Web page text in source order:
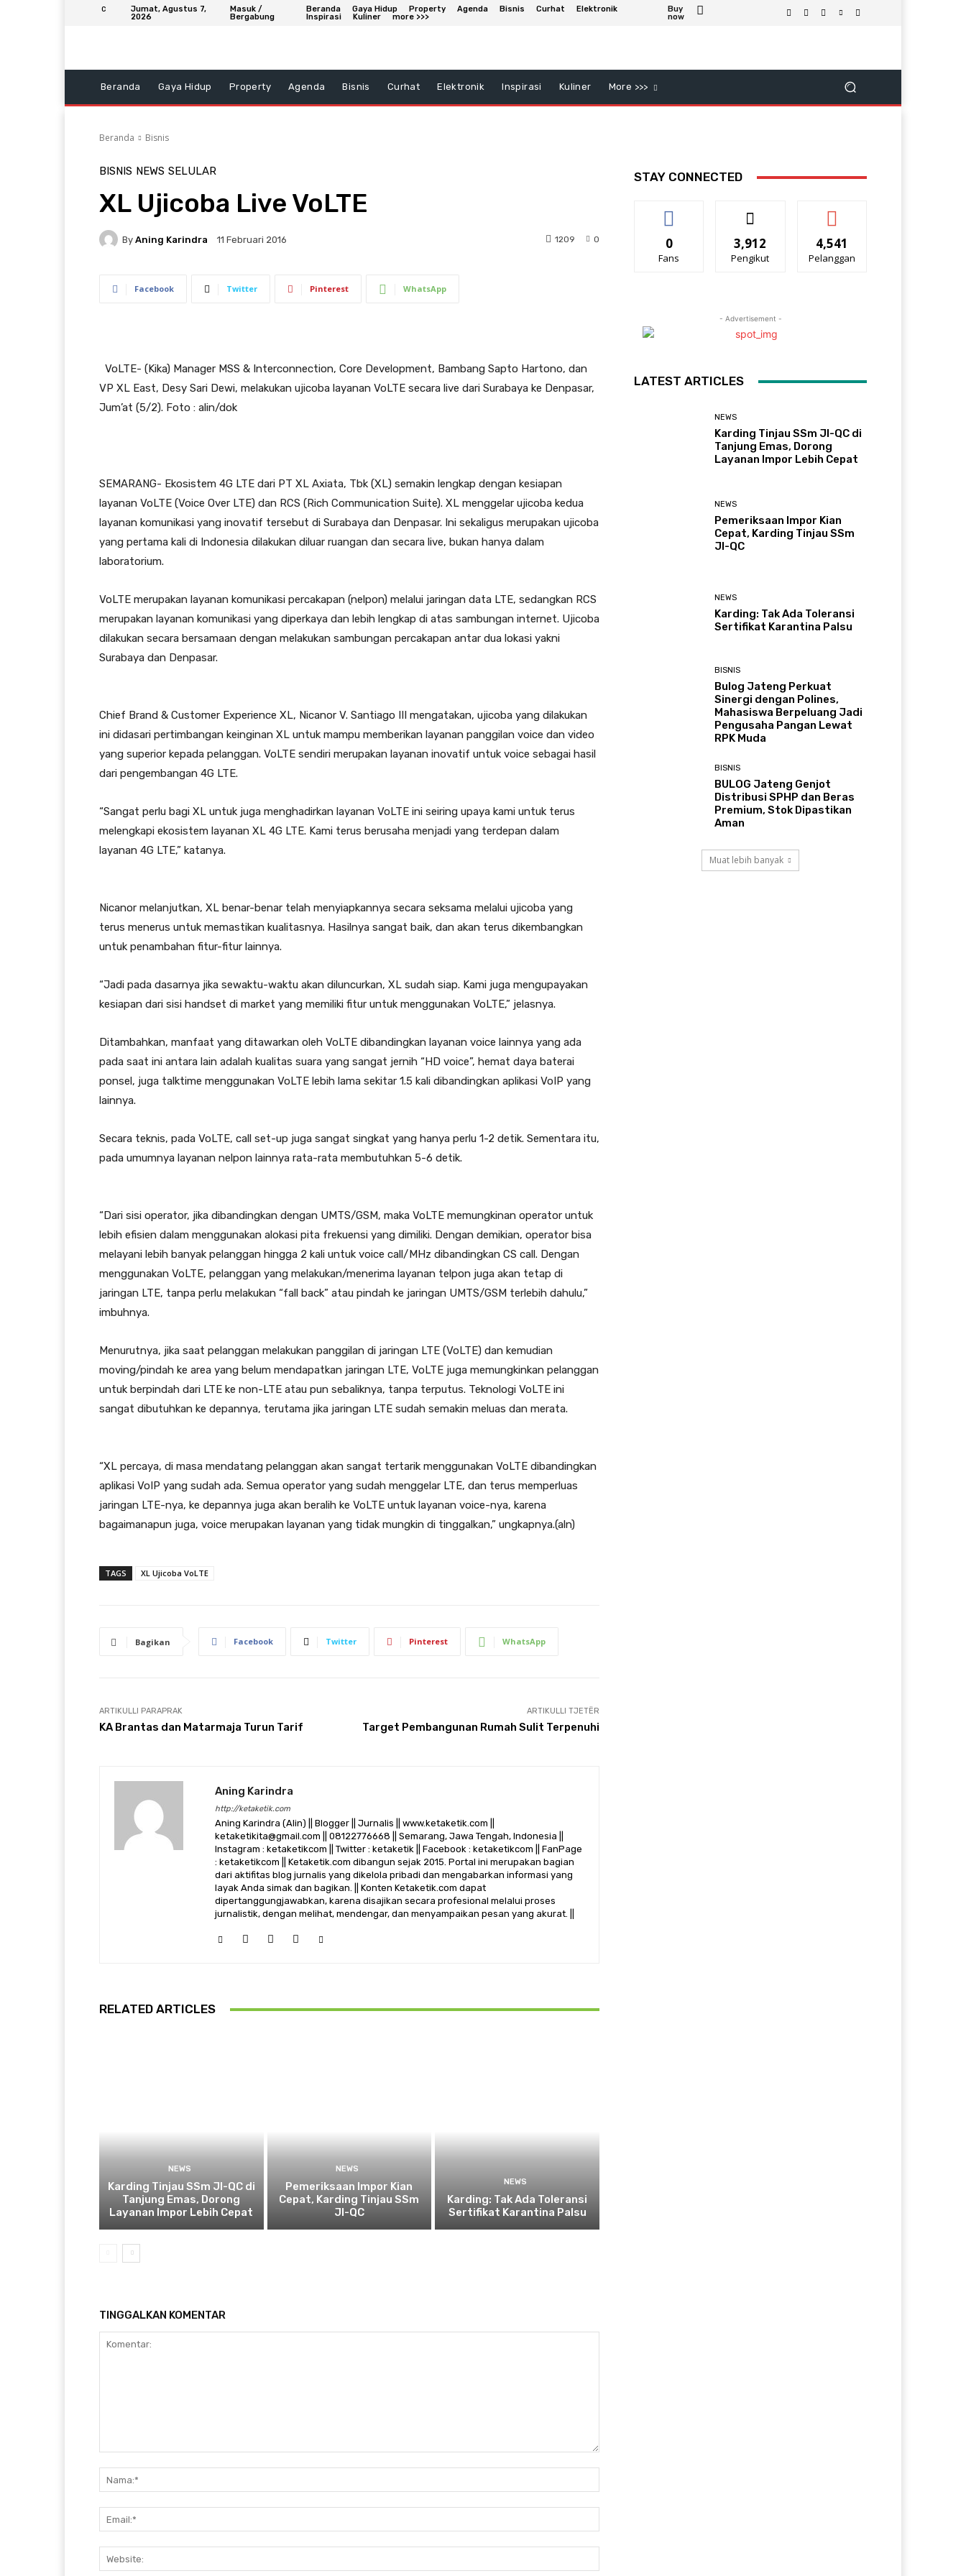
C
Jumat, Agustus 7,
2026
Masuk /
Bergabung
Beranda Gaya Hidup Property Agenda Bisnis Curhat
Elektronik
Inspirasi
Kuliner more >>>
Buy
now
Beranda Gaya Hidup Property Agenda Bisnis Curhat Elektronik Inspirasi Kuliner More >>>
Beranda Bisnis
BISNIS NEWS SELULAR
XL Ujicoba Live VoLTE
By Aning Karindra 11 Februari 2016 0
1209
Facebook Twitter Pinterest WhatsApp
VoLTE- (Kika) Manager MSS & Interconnection, Core Development, Bambang Sapto Hartono, dan
VP XL East, Desy Sari Dewi, melakukan ujicoba layanan VoLTE secara live dari Surabaya ke Denpasar,
Jum’at (5/2). Foto : alin/dok
SEMARANG- Ekosistem 4G LTE dari PT XL Axiata, Tbk (XL) semakin lengkap dengan kesiapan
layanan VoLTE (Voice Over LTE) dan RCS (Rich Communication Suite). XL menggelar ujicoba kedua
layanan komunikasi yang inovatif tersebut di Surabaya dan Denpasar. Ini sekaligus merupakan ujicoba
yang pertama kali di Indonesia dilakukan diluar ruangan dan secara live, bukan hanya dalam
laboratorium.
VoLTE merupakan layanan komunikasi percakapan (nelpon) melalui jaringan data LTE, sedangkan RCS
merupakan layanan komunikasi yang diperkaya dan lebih lengkap di atas sambungan internet. Ujicoba
dilakukan secara bersamaan dengan melakukan sambungan percakapan antar dua lokasi yakni
Surabaya dan Denpasar.
Chief Brand & Customer Experience XL, Nicanor V. Santiago III mengatakan, ujicoba yang dilakukan
ini didasari pertimbangan keinginan XL untuk mampu memberikan layanan panggilan voice dan video
yang superior kepada pelanggan. VoLTE sendiri merupakan layanan inovatif untuk voice sebagai hasil
dari pengembangan 4G LTE.
“Sangat perlu bagi XL untuk juga menghadirkan layanan VoLTE ini seiring upaya kami untuk terus
melengkapi ekosistem layanan XL 4G LTE. Kami terus berusaha menjadi yang terdepan dalam
layanan 4G LTE,” katanya.
Nicanor melanjutkan, XL benar-benar telah menyiapkannya secara seksama melalui ujicoba yang
terus menerus untuk memastikan kualitasnya. Hasilnya sangat baik, dan akan terus dikembangkan
untuk penambahan fitur-fitur lainnya.
“Jadi pada dasarnya jika sewaktu-waktu akan diluncurkan, XL sudah siap. Kami juga mengupayakan
kesiapan dari sisi handset di market yang memiliki fitur untuk menggunakan VoLTE,” jelasnya.
Ditambahkan, manfaat yang ditawarkan oleh VoLTE dibandingkan layanan voice lainnya yang ada
pada saat ini antara lain adalah kualitas suara yang sangat jernih “HD voice”, hemat daya baterai
ponsel, juga talktime menggunakan VoLTE lebih lama sekitar 1.5 kali dibandingkan aplikasi VoIP yang
lainnya.
Secara teknis, pada VoLTE, call set-up juga sangat singkat yang hanya perlu 1-2 detik. Sementara itu,
pada umumnya layanan nelpon lainnya rata-rata membutuhkan 5-6 detik.
“Dari sisi operator, jika dibandingkan dengan UMTS/GSM, maka VoLTE memungkinan operator untuk
lebih efisien dalam menggunakan alokasi pita frekuensi yang dimiliki. Dengan demikian, operator bisa
melayani lebih banyak pelanggan hingga 2 kali untuk voice call/MHz dibandingkan CS call. Dengan
menggunakan VoLTE, pelanggan yang melakukan/menerima layanan telpon juga akan tetap di
jaringan LTE, tanpa perlu melakukan “fall back” atau pindah ke jaringan UMTS/GSM terlebih dahulu,”
imbuhnya.
Menurutnya, jika saat pelanggan melakukan panggilan di jaringan LTE (VoLTE) dan kemudian
moving/pindah ke area yang belum mendapatkan jaringan LTE, VoLTE juga memungkinkan pelanggan
untuk berpindah dari LTE ke non-LTE atau pun sebaliknya, tanpa terputus. Teknologi VoLTE ini
sangat dibutuhkan ke depannya, terutama jika jaringan LTE sudah semakin meluas dan merata.
“XL percaya, di masa mendatang pelanggan akan sangat tertarik menggunakan VoLTE dibandingkan
aplikasi VoIP yang sudah ada. Semua operator yang sudah menggelar LTE, dan terus memperluas
jaringan LTE-nya, ke depannya juga akan beralih ke VoLTE untuk layanan voice-nya, karena
bagaimanapun juga, voice merupakan layanan yang tidak mungkin di tinggalkan,” ungkapnya.(aln)
TAGS XL Ujicoba VoLTE
Bagikan Facebook Twitter Pinterest WhatsApp
ARTIKULLI PARAPRAK
KA Brantas dan Matarmaja Turun Tarif
ARTIKULLI TJETËR
Target Pembangunan Rumah Sulit Terpenuhi
Aning Karindra
http://ketaketik.com
Aning Karindra (Alin) || Blogger || Jurnalis || www.ketaketik.com ||
ketaketikita@gmail.com || 08122776668 || Semarang, Jawa Tengah, Indonesia ||
Instagram : ketaketikcom || Twitter : ketaketik || Facebook : ketaketikcom || FanPage
: ketaketikcom || Ketaketik.com dibangun sejak 2015. Portal ini merupakan bagian
dari aktifitas blog jurnalis yang dikelola pribadi dan mengabarkan informasi yang
layak Anda simak dan bagikan. || Konten Ketaketik.com dapat
dipertanggungjawabkan, karena disajikan secara profesional melalui proses
jurnalistik, dengan melihat, mendengar, dan menyampaikan pesan yang akurat. ||
RELATED ARTICLES
NEWS
Karding Tinjau SSm JI-QC di
Tanjung Emas, Dorong
Layanan Impor Lebih Cepat
NEWS
Pemeriksaan Impor Kian
Cepat, Karding Tinjau SSm
JI-QC
NEWS
Karding: Tak Ada Toleransi
Sertifikat Karantina Palsu
TINGGALKAN KOMENTAR
STAY CONNECTED
0
Fans
3,912
Pengikut
4,541
Pelanggan
- Advertisement -
LATEST ARTICLES
NEWS
Karding Tinjau SSm JI-QC di
Tanjung Emas, Dorong
Layanan Impor Lebih Cepat
NEWS
Pemeriksaan Impor Kian
Cepat, Karding Tinjau SSm
JI-QC
NEWS
Karding: Tak Ada Toleransi
Sertifikat Karantina Palsu
BISNIS
Bulog Jateng Perkuat
Sinergi dengan Polines,
Mahasiswa Berpeluang Jadi
Pengusaha Pangan Lewat
RPK Muda
BISNIS
BULOG Jateng Genjot
Distribusi SPHP dan Beras
Premium, Stok Dipastikan
Aman
Muat lebih banyak